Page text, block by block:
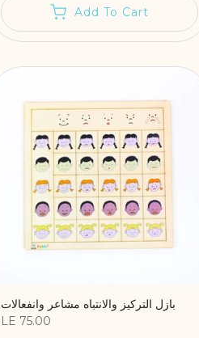
Add To Cart
بازل التركيز والانتباه مشاعر وانفعالات
LE 75.00